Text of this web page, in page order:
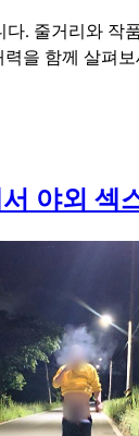
. 줄거리와
을 함께 살펴
야외